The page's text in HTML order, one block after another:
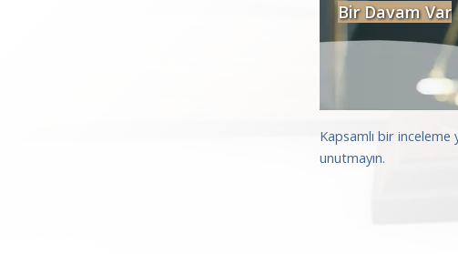
Kapsamlı bir
unutmayın.
Bir Davam Var